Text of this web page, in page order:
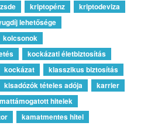
kriptopénz
kriptodeviza
lehetősége
kolcsonok
kockázati életbiztosítás
kockázat
klasszikus biztosítás
kisadózók tételes adója
karrier
hitelek
kamatmentes hitel